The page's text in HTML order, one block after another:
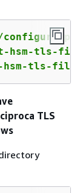
configure-
hsm-tls-
hsm-tls-file
TLS